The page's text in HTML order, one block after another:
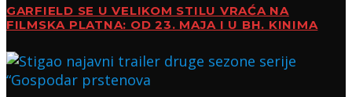
GARFIELD SE U VELIKOM STILU VRAĆA NA
FILMSKA PLATNA: OD 23. MAJA I U BH. KINIMA